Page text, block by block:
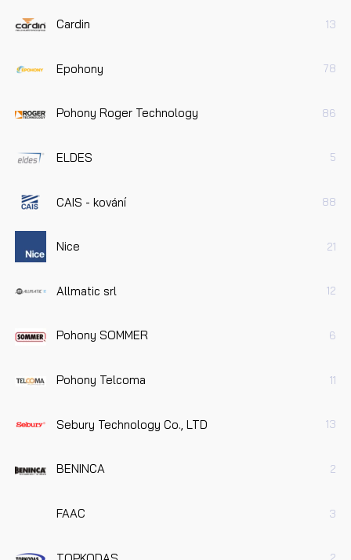
Cardin 13
Epohony 78
Pohony Roger Technology 86
ELDES 5
CAIS - kování 88
Nice 21
Allmatic srl 12
Pohony SOMMER 6
Pohony Telcoma 11
Sebury Technology Co., LTD 13
BENINCA 2
FAAC 3